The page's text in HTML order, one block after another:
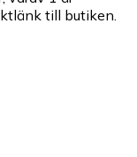
till butiken.